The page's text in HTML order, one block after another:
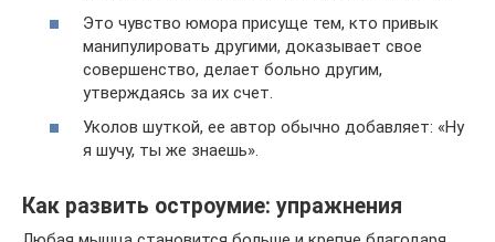
Это чувство юмора присуще тем, кто привык
манипулировать другими, доказывает свое
совершенство, делает больно другим,
утверждаясь за их счет.
Уколов шуткой, ее автор обычно добавляет: «Ну
я шучу, ты же знаешь».
Как развить остроумие: упражнения